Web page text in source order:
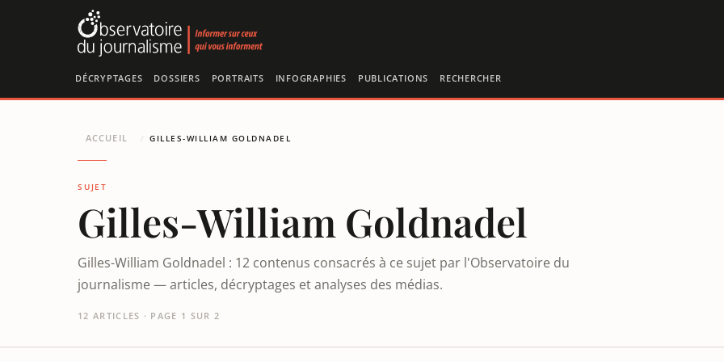
DÉCRYPTAGES DOSSIERS PORTRAITS INFOGRAPHIES PUBLICATIONS RECHERCHER
ACCUEIL / GILLES-WILLIAM GOLDNADEL
SUJET
Gilles-William Goldnadel
Gilles-William Goldnadel : 12 contenus consacrés à ce sujet par l'Observatoire du
journalisme — articles, décryptages et analyses des médias.
12 ARTICLES · PAGE 1 SUR 2
Panneau de gestion des cookies